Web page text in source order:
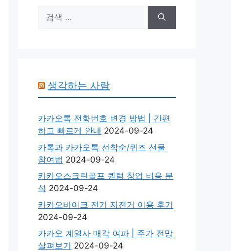
색:
생각하는 사람
카카오톡 전화번호 변경 방법 | 간편
하고 빠르게 안내 2024-09-24
카톡과 카카오톡 선착순/퀴즈 선물
참여법 2024-09-24
카카오스크린골프 퀀텀 창업 비용 분
석 2024-09-24
카카오바이크 전기 자전거 이용 후기
2024-09-24
카카오 계열사 매각 여파 | 주가 전망
살펴보기 2024-09-24